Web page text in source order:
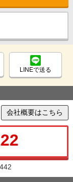
LINEで送る
会社概要はこちら